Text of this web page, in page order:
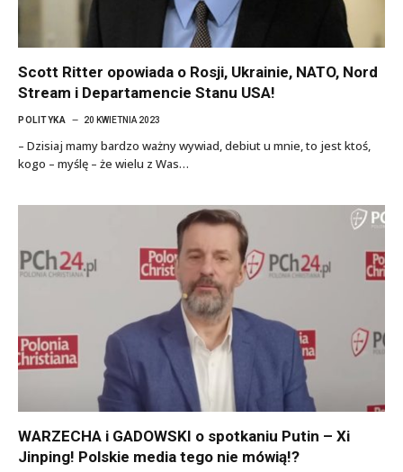
Scott Ritter opowiada o Rosji, Ukrainie, NATO, Nord
Stream i Departamencie Stanu USA!
POLITYKA 20 KWIETNIA 2023
– Dzisiaj mamy bardzo ważny wywiad, debiut u mnie, to jest ktoś,
kogo – myślę – że wielu z Was…
WARZECHA i GADOWSKI o spotkaniu Putin – Xi
Jinping! Polskie media tego nie mówią!?